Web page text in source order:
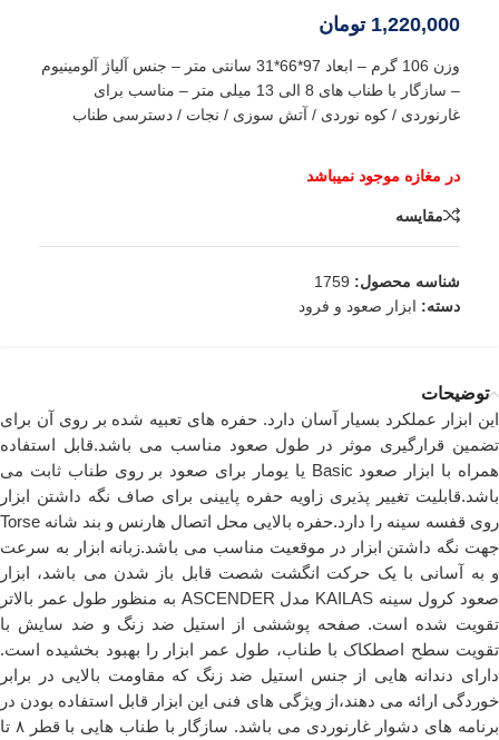
1,220,000 تومان
وزن 106 گرم – ابعاد 97*66*31 سانتی متر – جنس آلیاژ آلومینیوم
– سازگار با طناب های 8 الی 13 میلی متر – مناسب برای
غارنوردی / کوه نوردی / آتش سوزی / نجات / دسترسی طناب
مقایسه
شناسه محصول: 1759
دسته: ابزار صعود و فرود
توضیحات
این ابزار عملکرد بسیار آسان دارد. حفره های تعبیه شده بر روی آن برای
تضمین قرارگیری موثر در طول صعود مناسب می باشد.قابل استفاده
همراه با ابزار صعود Basic یا یومار برای صعود بر روی طناب ثابت می
باشد.قابلیت تغییر پذیری زاویه حفره پایینی برای صاف نگه داشتن ابزار
روی قفسه سینه را دارد.حفره بالایی محل اتصال هارنس و بند شانه Torse
جهت نگه داشتن ابزار در موقعیت مناسب می باشد.زبانه ابزار به سرعت
و به آسانی با یک حرکت انگشت شصت قابل باز شدن می باشد، ابزار
صعود کرول سینه KAILAS مدل ASCENDER به منظور طول عمر بالاتر
تقویت شده است. صفحه پوششی از استیل ضد زنگ و ضد سایش با
تقویت سطح اصطکاک با طناب، طول عمر ابزار را بهبود بخشیده است.
دارای دندانه هایی از جنس استیل ضد زنگ که مقاومت بالایی در برابر
خوردگی ارائه می دهند،از ویژگی های فنی این ابزار قابل استفاده بودن در
برنامه های دشوار غارنوردی می باشد. سازگار با طناب هایی با قطر ۸ تا